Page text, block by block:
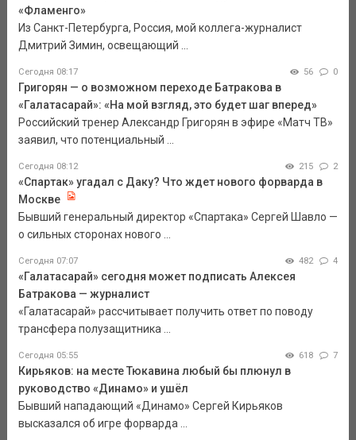
«Фламенго»
Из Санкт-Петербурга, Россия, мой коллега-журналист
Дмитрий Зимин, освещающий ...
Сегодня 08:17 56 0
Григорян — о возможном переходе Батракова в
«Галатасарай»: «На мой взгляд, это будет шаг вперед»
Российский тренер Александр Григорян в эфире «Матч ТВ»
заявил, что потенциальный ...
Сегодня 08:12 215 2
«Спартак» угадал с Даку? Что ждет нового форварда в
Москве
Бывший генеральный директор «Спартака» Сергей Шавло —
о сильных сторонах нового ...
Сегодня 07:07 482 4
«Галатасарай» сегодня может подписать Алексея
Батракова — журналист
«Галатасарай» рассчитывает получить ответ по поводу
трансфера полузащитника ...
Сегодня 05:55 618 7
Кирьяков: на месте Тюкавина любый бы плюнул в
руководство «Динамо» и ушёл
Бывший нападающий «Динамо» Сергей Кирьяков
высказался об игре форварда ...